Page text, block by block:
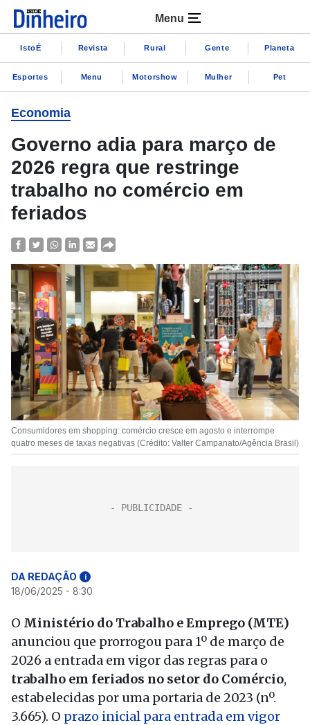
Menu
IstoÉ Revista Rural Gente Planeta
Esportes Menu Motorshow Mulher Pet
Economia
Governo adia para março de
2026 regra que restringe
trabalho no comércio em
feriados
Consumidores em shopping: comércio cresce em agosto e interrompe
quatro meses de taxas negativas (Crédito: Valter Campanato/Agência Brasil)
DA REDAÇÃO i
18/06/2025 - 8:30
O Ministério do Trabalho e Emprego (MTE)
anunciou que prorrogou para 1º de março de
2026 a entrada em vigor das regras para o
trabalho em feriados no setor do Comércio,
estabelecidas por uma portaria de 2023 (nº.
3.665). O prazo inicial para entrada em vigor